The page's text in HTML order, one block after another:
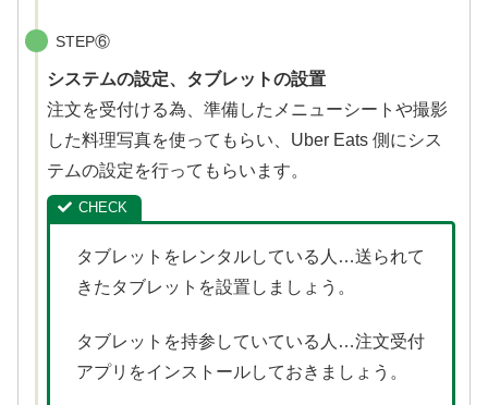
STEP⑥
システムの設定、タブレットの設置
注文を受付ける為、準備したメニューシートや撮影
した料理写真を使ってもらい、Uber Eats 側にシス
テムの設定を行ってもらいます。
タブレットをレンタルしている人…送られて
きたタブレットを設置しましょう。
タブレットを持参していている人 …注文受付
アプリをインストールしておきましょう。